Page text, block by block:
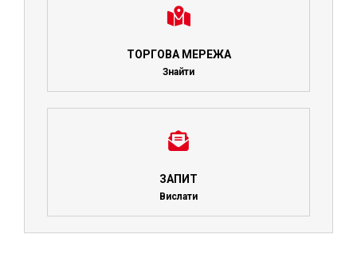
ТОРГОВА МЕРЕЖА
Знайти
ЗАПИТ
Вислати